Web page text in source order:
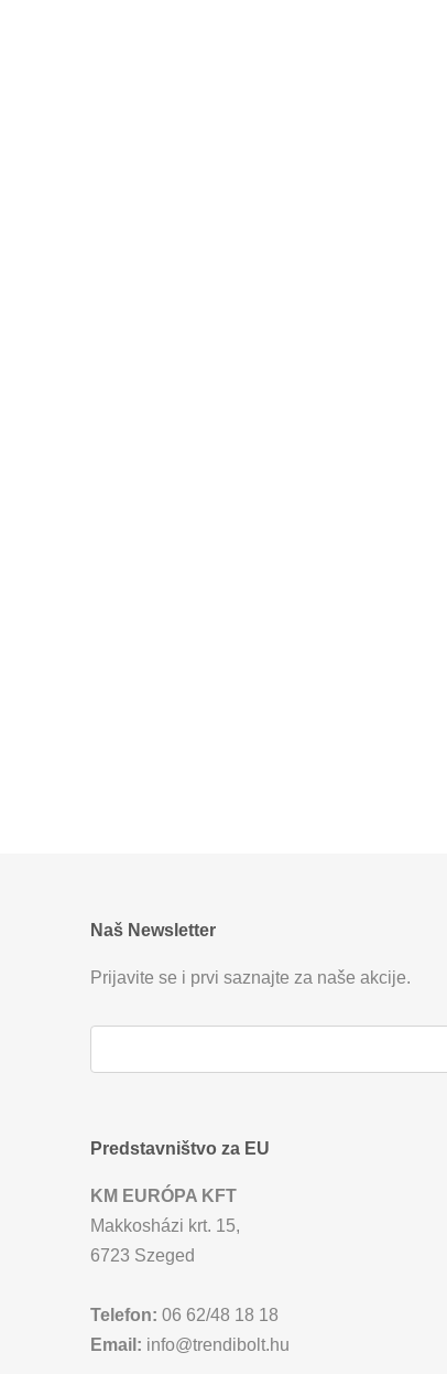
Naš Newsletter
Prijavite se i prvi saznajte za naše akcije.
Predstavništvo za EU
KM EURÓPA KFT
Makkosházi krt. 15,
6723 Szeged
Telefon: 06 62/48 18 18
Email: info@trendibolt.hu